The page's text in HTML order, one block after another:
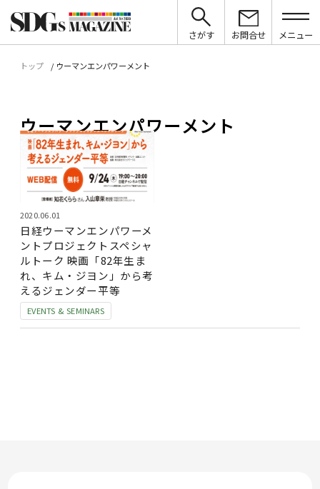
さがす お問合せ メニュー
トップ ウーマンエンパワーメント
ウーマンエンパワーメント
EVENTS & SEMINARS
2020.06.01
日経ウーマンエンパワーメ
ントプロジェクトスペシャ
ルトーク 映画「82年生ま
れ、キム・ジヨン」から考
えるジェンダー平等